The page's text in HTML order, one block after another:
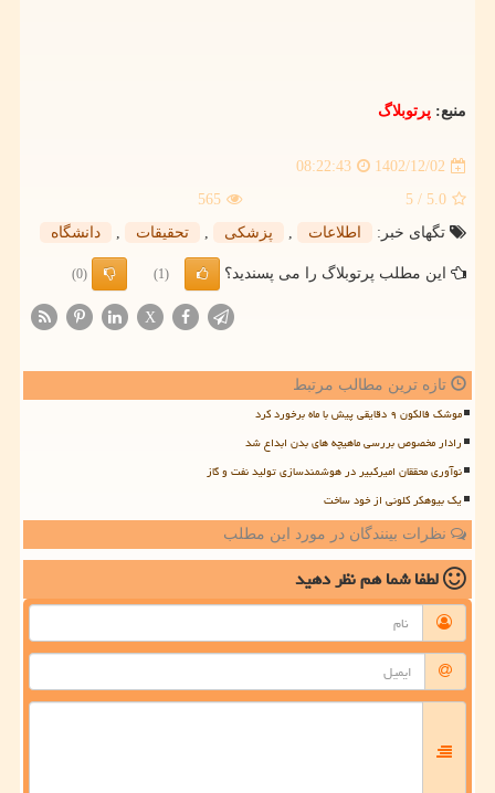
منبع: پرتوبلاگ
1402/12/02
08:22:43
5.0
/ 5
565
تگهای خبر:
اطلاعات , پزشكی , تحقیقات , دانشگاه
این مطلب پرتوبلاگ را می پسندید؟ (1)
(0)
X
تازه ترین مطالب مرتبط
موشک فالکون ۹ دقایقی پیش با ماه برخورد کرد
رادار مخصوص بررسی ماهیچه های بدن ابداع شد
نوآوری محققان امیرکبیر در هوشمندسازی تولید نفت و گاز
یک بیوهکر کلونی از خود ساخت
نظرات بینندگان در مورد این مطلب
لطفا شما همنظر دهید